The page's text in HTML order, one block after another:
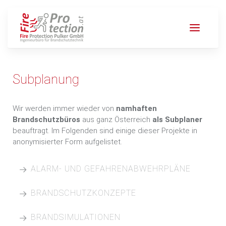
Subplanung
Wir werden immer wieder von namhaften
Brandschutzbüros aus ganz Österreich als Subplaner
beauftragt. Im Folgenden sind einige dieser Projekte in
anonymisierter Form aufgelistet.
ALARM- UND GEFAHRENABWEHRPLÄNE
Alarm- und Gefahrenabwehrplan für eine
Alarm- und Gefahrenabwehrplan für eine
Chlorgasanlage eines Schulbades in
BRANDSCHUTZKONZEPTE
Brandschutzkonzept für ein Unigebäude
BRANDSIMULATIONEN